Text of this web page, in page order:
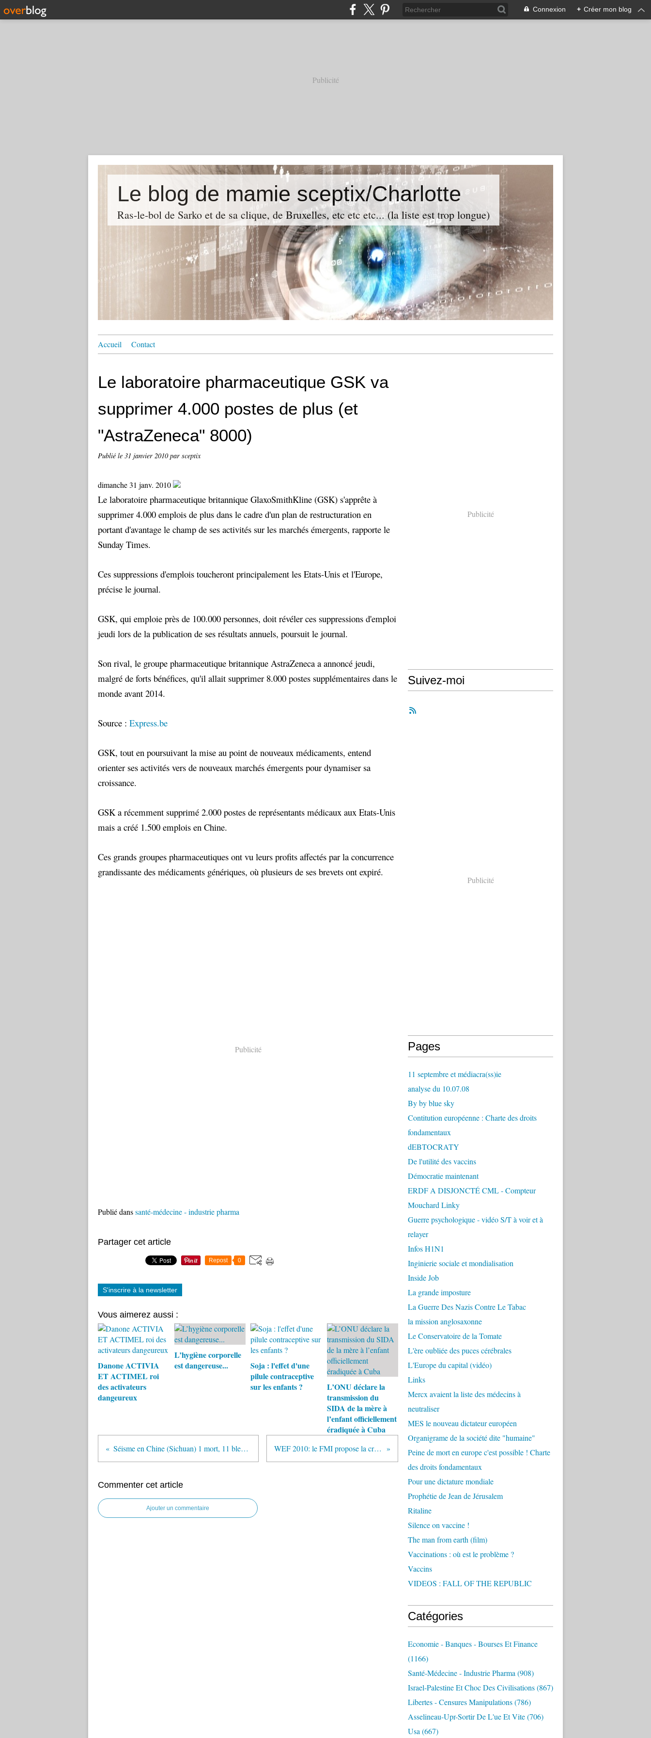
Connexion + Créer mon blog
Publicité
Le blog de mamie sceptix/Charlotte
Ras-le-bol de Sarko et de sa clique, de Bruxelles, etc etc etc... (la liste est trop longue)
Accueil Contact
Le laboratoire pharmaceutique GSK va
supprimer 4.000 postes de plus (et
"AstraZeneca" 8000)
Publié le 31 janvier 2010par sceptix
dimanche 31 janv. 2010
Le laboratoire pharmaceutique britannique GlaxoSmithKline (GSK) s'apprête à
supprimer 4.000 emplois de plus dans le cadre d'un plan de restructuration en
portant d'avantage le champ de ses activités sur les marchés émergents, rapporte le
Sunday Times.
Ces suppressions d'emplois toucheront principalement les Etats-Unis et l'Europe,
précise le journal.
GSK, qui emploie près de 100.000 personnes, doit révéler ces suppressions d'emploi
jeudi lors de la publication de ses résultats annuels, poursuit le journal.
Son rival, le groupe pharmaceutique britannique AstraZeneca a annoncé jeudi,
malgré de forts bénéfices, qu'il allait supprimer 8.000 postes supplémentaires dans le
monde avant 2014.
Source : Express.be
GSK, tout en poursuivant la mise au point de nouveaux médicaments, entend
orienter ses activités vers de nouveaux marchés émergents pour dynamiser sa
croissance.
GSK a récemment supprimé 2.000 postes de représentants médicaux aux Etats-Unis
mais a créé 1.500 emplois en Chine.
Ces grands groupes pharmaceutiques ont vu leurs profits affectés par la concurrence
grandissante des médicaments génériques, où plusieurs de ses brevets ont expiré.
Publicité
Publié danssanté-médecine - industrie pharma
Partager cet article
Repost 0
S'inscrire à la newsletter
Vous aimerez aussi :
Danone ACTIVIA
ET ACTIMEL roi
des activateurs
dangeureux
L’hygiène corporelle
est dangereuse...
Soja : l'effet d'une
pilule contraceptive
sur les enfants ?
L’ONU déclare la
transmission du
SIDA de la mère à
l’enfant officiellement
éradiquée à Cuba
Séisme en Chine (Sichuan) 1 mort, 11 blessés, 100 maisons effondrées WEF 2010: le FMI propose la création d'un "fonds vert"
Commenter cet article
Ajouter un commentaire
Publicité
Suivez-moi
Publicité
Pages
11 septembre et médiacra(ss)ie
analyse du 10.07.08
By by blue sky
Contitution européenne : Charte des droits
fondamentaux
dEBTOCRATY
De l'utilité des vaccins
Démocratie maintenant
ERDF A DISJONCTÉ CML - Compteur
Mouchard Linky
Guerre psychologique - vidéo S/T à voir et à
relayer
Infos H1N1
Inginierie sociale et mondialisation
Inside Job
La grande imposture
La Guerre Des Nazis Contre Le Tabac
la mission anglosaxonne
Le Conservatoire de la Tomate
L'ère oubliée des puces cérébrales
L'Europe du capital (vidéo)
Links
Mercx avaient la liste des médecins à
neutraliser
MES le nouveau dictateur européen
Organigrame de la société dite "humaine"
Peine de mort en europe c'est possible ! Charte
des droits fondamentaux
Pour une dictature mondiale
Prophétie de Jean de Jérusalem
Ritaline
Silence on vaccine !
The man from earth (film)
Vaccinations : où est le problème ?
Vaccins
VIDEOS : FALL OF THE REPUBLIC
Catégories
Economie - Banques - Bourses Et Finance
(1166)
Santé-Médecine - Industrie Pharma (908)
Israel-Palestine Et Choc Des Civilisations(867)
Libertes - Censures Manipulations(786)
Asselineau-Upr-Sortir De L'ue Et Vite(706)
Usa (667)